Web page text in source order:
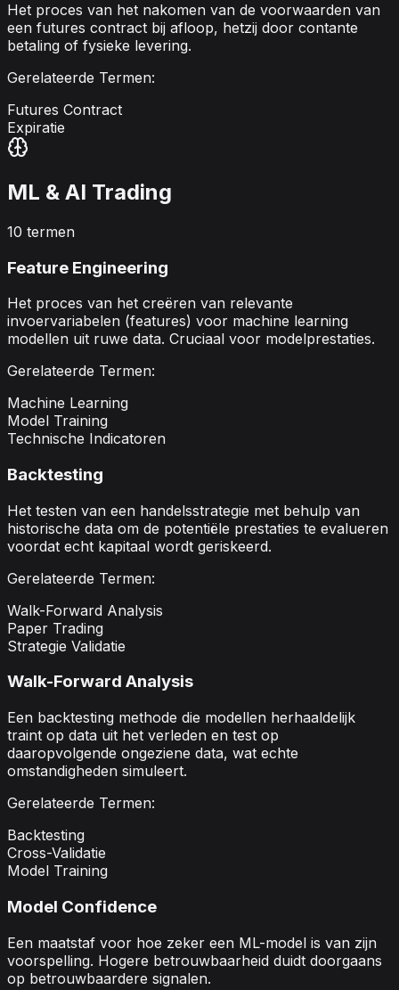
Het proces van het nakomen van de voorwaarden van
een futures contract bij afloop, hetzij door contante
betaling of fysieke levering.
Gerelateerde Termen:
Futures Contract
Expiratie
ML & AI Trading
10 termen
Feature Engineering
Het proces van het creëren van relevante
invoervariabelen (features) voor machine learning
modellen uit ruwe data. Cruciaal voor modelprestaties.
Gerelateerde Termen:
Machine Learning
Model Training
Technische Indicatoren
Backtesting
Het testen van een handelsstrategie met behulp van
historische data om de potentiële prestaties te evalueren
voordat echt kapitaal wordt geriskeerd.
Gerelateerde Termen:
Walk-Forward Analysis
Paper Trading
Strategie Validatie
Walk-Forward Analysis
Een backtesting methode die modellen herhaaldelijk
traint op data uit het verleden en test op
daaropvolgende ongeziene data, wat echte
omstandigheden simuleert.
Gerelateerde Termen:
Backtesting
Cross-Validatie
Model Training
Model Confidence
Een maatstaf voor hoe zeker een ML-model is van zijn
voorspelling. Hogere betrouwbaarheid duidt doorgaans
op betrouwbaardere signalen.